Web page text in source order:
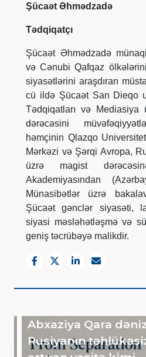
Şücaət Əhmədzadə
Tədqiqatçı
Şücaət Əhmədzadə
və Cənubi Qafqaz
siyasətlərini araşdıran
cü ildə Şücaət San Dieqo
Tədqiqatları və Mediasiya
dərəcəsini
həmçinin Qlazqo
Mərkəzi və Şərqi Avropa,
üzrə magist
Akademiyasından
Münasibətlər üzrə
Şücaət gənclər siyasəti,
siyasi məsləhətləşmə və
geniş təcrübəyə malikdir.
Abxaziya Qara
Rusiyanın